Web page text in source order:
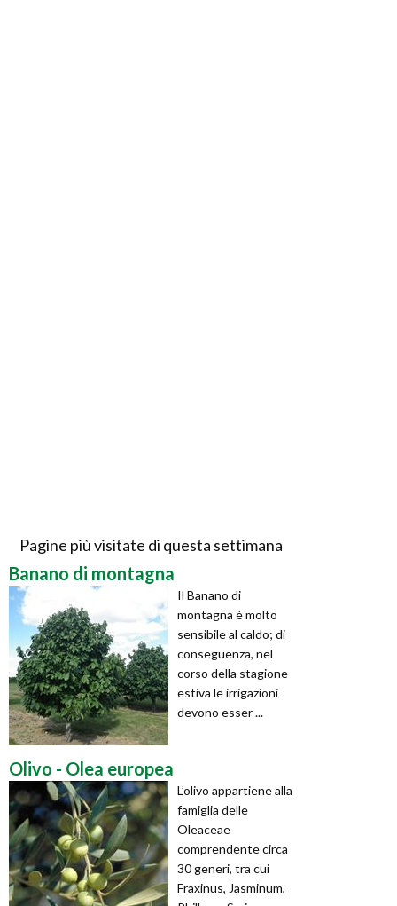
Pagine più visitate di questa settimana
Banano di montagna
Il Banano di
montagna è molto
sensibile al caldo; di
conseguenza, nel
corso della stagione
estiva le irrigazioni
devono esser ...
Olivo - Olea europea
L’olivo appartiene alla
famiglia delle
Oleaceae
comprendente circa
30 generi, tra cui
Fraxinus, Jasminum,